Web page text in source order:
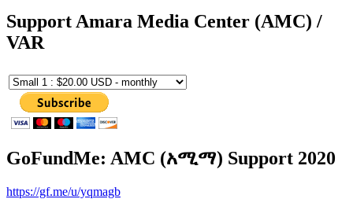
Support Amara Media Center (AMC) /
VAR
GoFundMe: AMC (አሚማ) Support 2020
https://gf.me/u/yqmagb